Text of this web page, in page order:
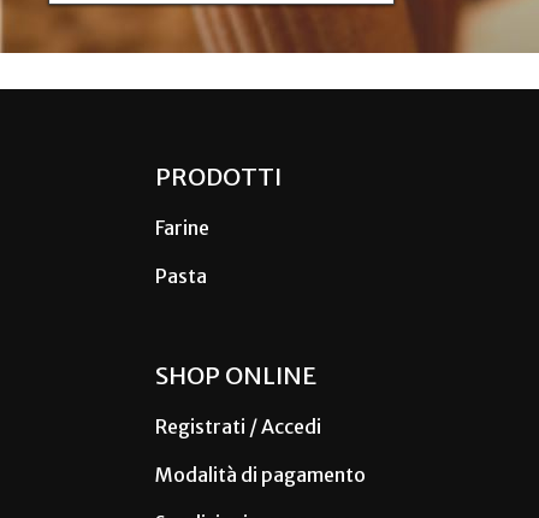
PRODOTTI
Farine
Pasta
SHOP ONLINE
Registrati / Accedi
Modalità di pagamento